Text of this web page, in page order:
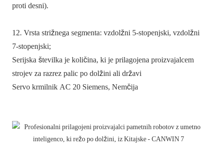
proti desni).
12. Vrsta strižnega segmenta: vzdolžni 5-stopenjski, vzdolžni
7-stopenjski;
Serijska številka je količina, ki je prilagojena proizvajalcem
strojev za razrez palic po dolžini ali državi
Servo krmilnik AC 20 Siemens, Nemčija